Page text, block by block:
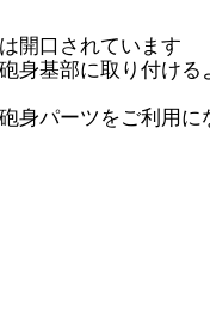
開口されています
身基部に取り付ける
身パーツをご利用